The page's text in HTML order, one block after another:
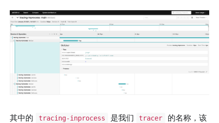
其中的 tracing-inprocess 是我们 tracer
的名称，该